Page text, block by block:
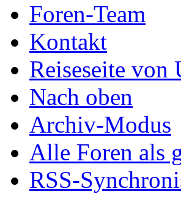
Foren-Team
Kontakt
Reiseseite
Nach oben
Archiv-Modus
Alle Foren als
RSS-